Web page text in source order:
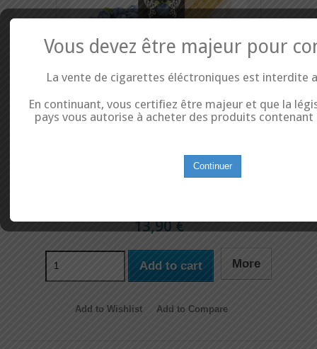
Concentré Blueberruy Duchess - King's...
Variante du Duchess Reserve, le Blueberry Duchess reprend le gâteau
typiquement sud-américain aux trois laits et des notes de guimauve en
grand plaisir de vos papilles. Temps de steep conseillé de 2 semaines
13,90 €
Add to cart More
Add to Wishlist Add to Compare
Vous devez être majeur pour
La vente de cigarettes éléctroniques est interdite
En continuant, vous certifiez être majeur et que la
pays vous autorise à acheter des produits contenant
Continuer